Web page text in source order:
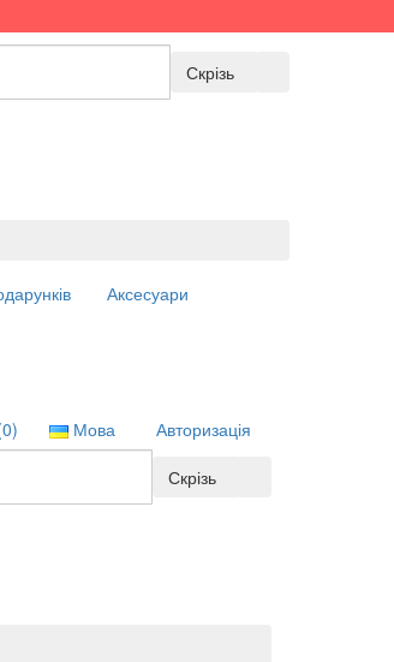
Скрізь
Аксесуари
Авторизація
Мова
Скрізь